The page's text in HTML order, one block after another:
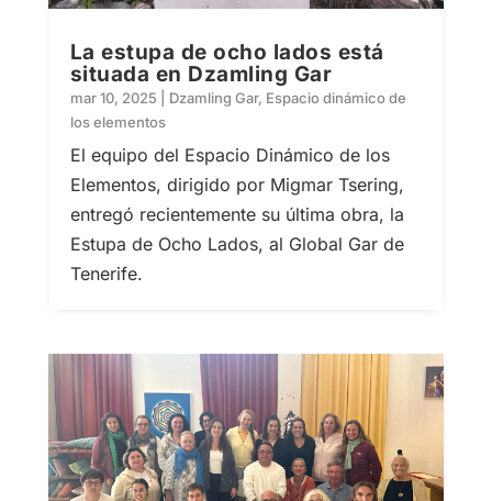
La estupa de ocho lados está
situada en Dzamling Gar
mar 10, 2025 Dzamling Gar, Espacio dinámico de
los elementos
El equipo del Espacio Dinámico de los
Elementos, dirigido por Migmar Tsering,
entregó recientemente su última obra, la
Estupa de Ocho Lados, al Global Gar de
Tenerife.